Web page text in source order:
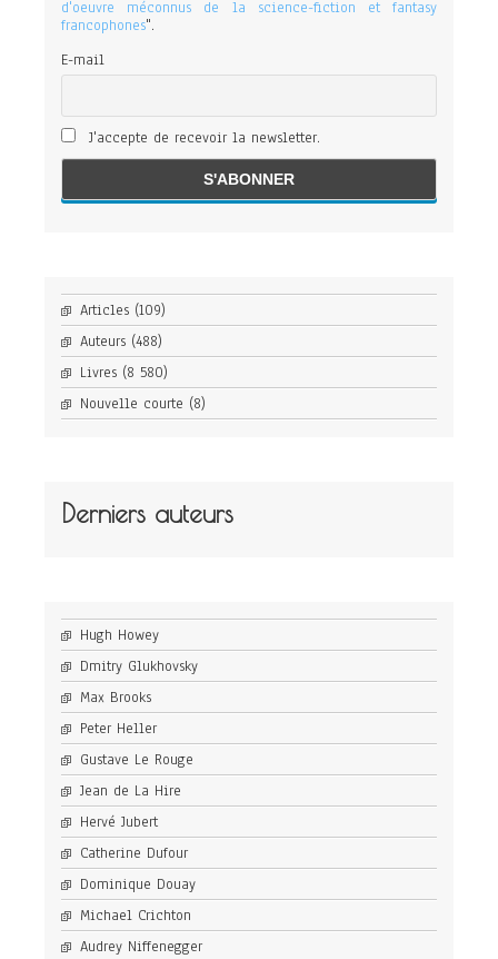
d'oeuvre méconnus de la science-fiction et fantasy
francophones".
E-mail
J'accepte de recevoir la newsletter.
Articles (109)
Auteurs (488)
Livres (8 580)
Nouvelle courte (8)
Derniers auteurs
Hugh Howey
Dmitry Glukhovsky
Max Brooks
Peter Heller
Gustave Le Rouge
Jean de La Hire
Hervé Jubert
Catherine Dufour
Dominique Douay
Michael Crichton
Audrey Niffenegger